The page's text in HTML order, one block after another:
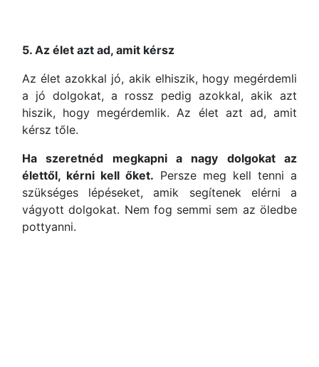
5. Az élet azt ad, amit kérsz
Az élet azokkal jó, akik elhiszik, hogy megérdemli
a jó dolgokat, a rossz pedig azokkal, akik azt
hiszik, hogy megérdemlik. Az élet azt ad, amit
kérsz tőle.
Ha szeretnéd megkapni a nagy dolgokat az
élettől, kérni kell őket. Persze meg kell tenni a
szükséges lépéseket, amik segítenek elérni a
vágyott dolgokat. Nem fog semmi sem az öledbe
pottyanni.